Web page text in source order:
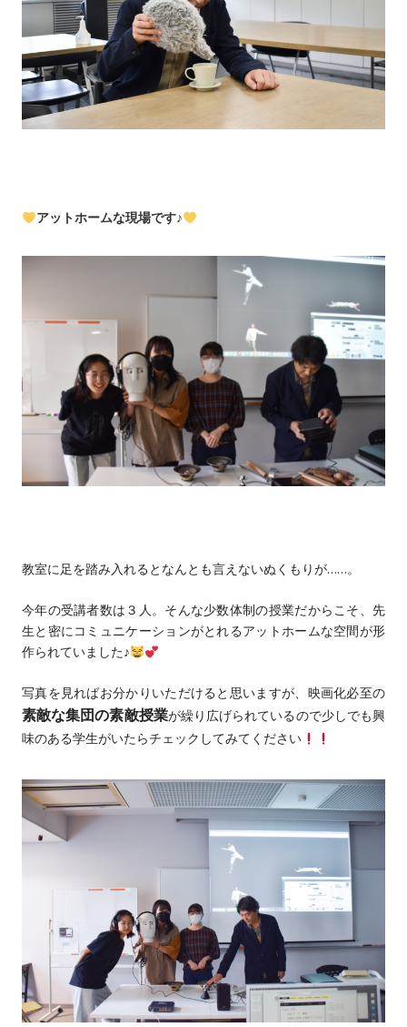
アットホームな現場です♪
教室に足を踏み入れるとなんとも言えないぬくもりが……。
今年の受講者数は３人。そんな少数体制の授業だからこそ、先
生と密にコミュニケーションがとれるアットホームな空間が形
作られていました♪
写真を見ればお分かりいただけると思いますが、映画化必至の
素敵な集団の素敵授業が繰り広げられているので少しでも興
味のある学生がいたらチェックしてみてください